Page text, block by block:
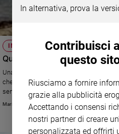
IN COPPIA
Quelli uomini bisognosi di
Una moglie si lamenta del marito. E’
che la tenga a distanza. Forse,
sentirsi rassicurato e stimato.
Maria Teresa
In alternativa, prova la
Contribuisci
questo
Riusciamo a fornire
grazie alla pubblicità
Accettando i consensi
nostri partner di creare
personalizzata ed offrirti